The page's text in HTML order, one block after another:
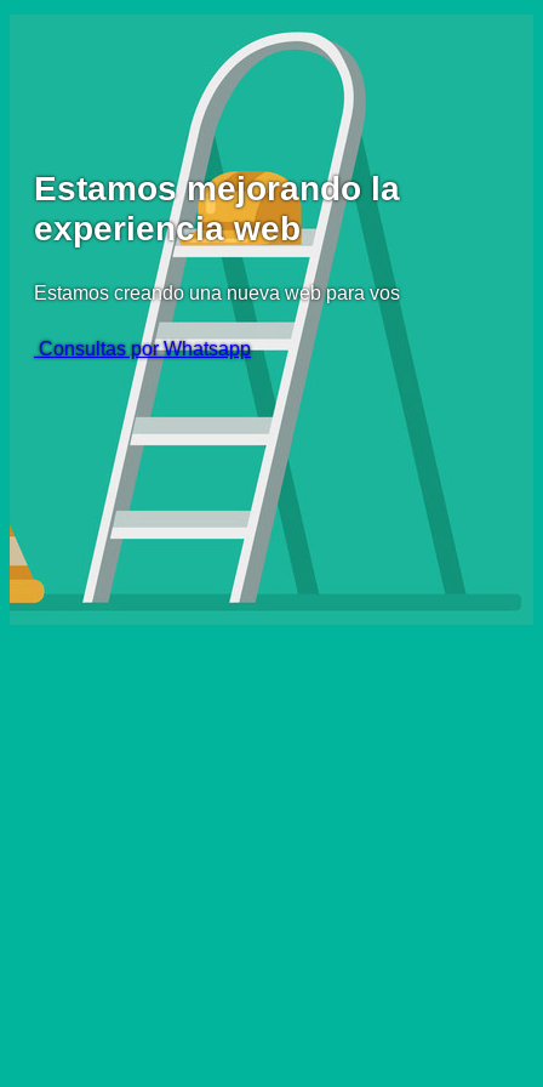
Estamos mejorando la
experiencia web
Estamos creando una nueva web para vos
Consultas por Whatsapp